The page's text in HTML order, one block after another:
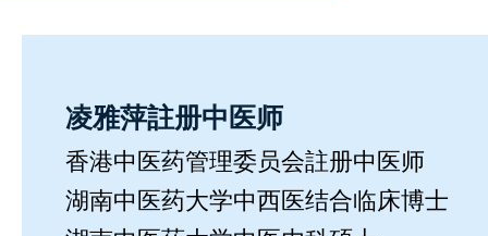
凌雅萍註册中医师
香港中医药管理委员会註册中医师
湖南中医药大学中西医结合临床博士